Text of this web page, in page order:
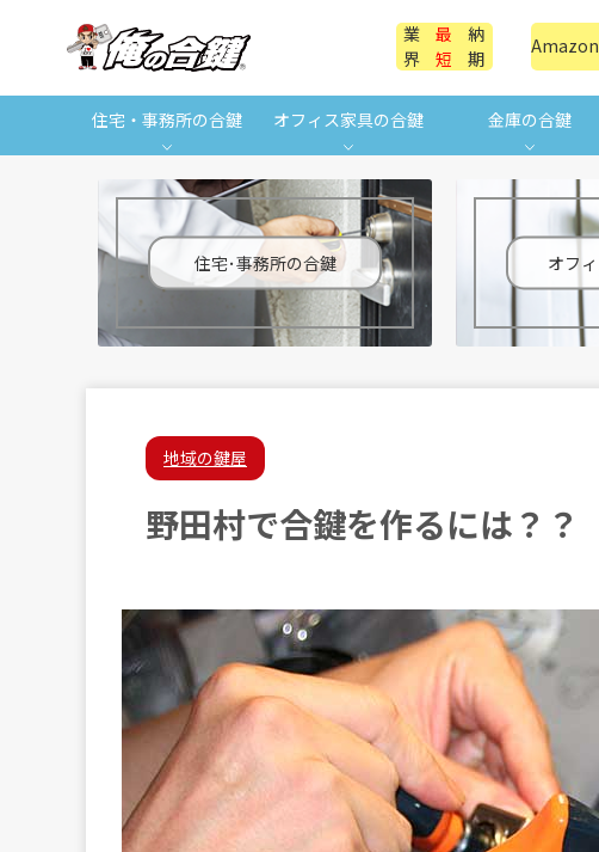
業
界
最
短
納
期
住宅・事務所の合鍵 オフィス家具の合鍵 金庫の合鍵
住宅･事務所の合鍵 オフ
地域の鍵屋
野田村で合鍵を作るには？？